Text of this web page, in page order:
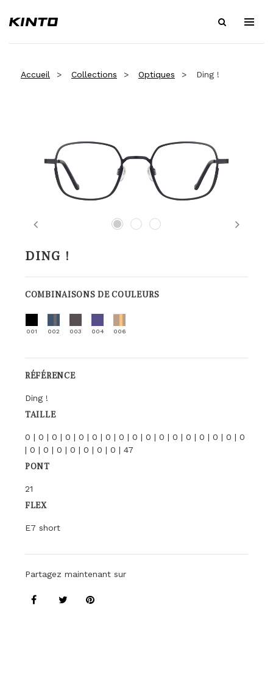
Accueil Collections Optiques Ding !
Previous Next
DING !
COMBINAISONS DE COULEURS
001 002 003 004 006
RÉFÉRENCE
Ding !
TAILLE
0 | 0 | 0 | 0 | 0 | 0 | 0 | 0 | 0 | 0 | 0 | 0 | 0 | 0 | 0 | 0 | 0
| 0 | 0 | 0 | 0 | 0 | 0 | 0 | 47
PONT
21
FLEX
E7 short
Partagez maintenant sur